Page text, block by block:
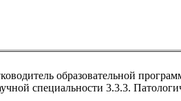
образовательной
специальности 3.3.3.